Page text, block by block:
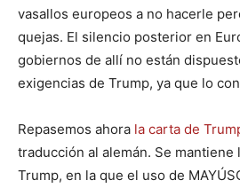
vasallos europeos a no hacerle
quejas. El silencio posterior en
gobiernos de allí no están
exigencias de Trump, ya que lo
Repasemos ahora la carta de
traducción al alemán. Se mantiene
Trump, en la que el uso de